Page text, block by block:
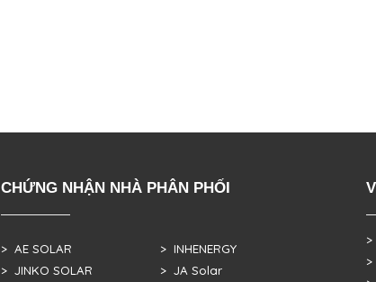
CHỨNG NHẬN NHÀ PHÂN PHỐI
> AE SOLAR
> JINKO SOLAR
> INHENERGY
> JA Solar
>